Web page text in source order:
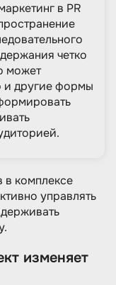
в PR
четко
может
и другие формы
в комплексе
управлять
изменяет